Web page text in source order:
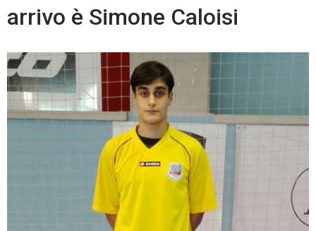
arrivo è Simone Caloisi